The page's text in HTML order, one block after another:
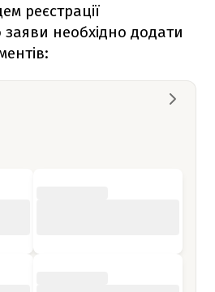
реєстрації
необхідно додати